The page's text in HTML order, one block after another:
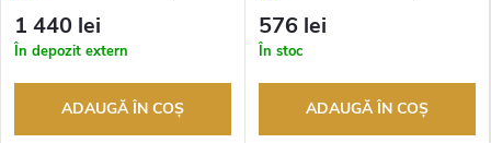
returnarea bunurilor. Vânzător
autorizat
1 440 lei
În depozit extern
ADAUGĂ ÎN COŞ
returnarea bunurilor. Vânzător
autorizat
576 lei
În stoc
ADAUGĂ ÎN COŞ